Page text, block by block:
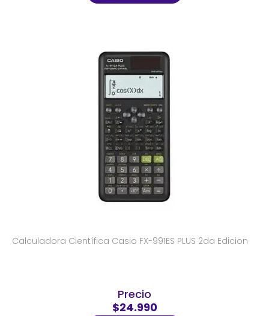
Calculadora Científica Casio FX-991ES PLUS 2da Edicion
Precio
$24.990